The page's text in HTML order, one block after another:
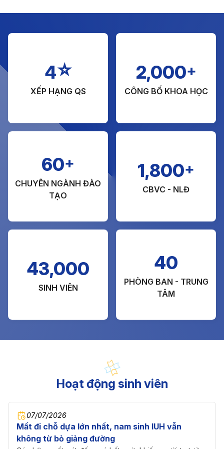
4☆
XẾP HẠNG QS
2,000+
CÔNG BỐ KHOA HỌC
60+
CHUYÊN NGÀNH ĐÀO
TẠO
1,800+
CBVC - NLĐ
43,000
SINH VIÊN
40
PHÒNG BAN - TRUNG
TÂM
Hoạt động sinh viên
07/07/2026
Mất đi chỗ dựa lớn nhất, nam sinh IUH vẫn
không từ bỏ giảng đường